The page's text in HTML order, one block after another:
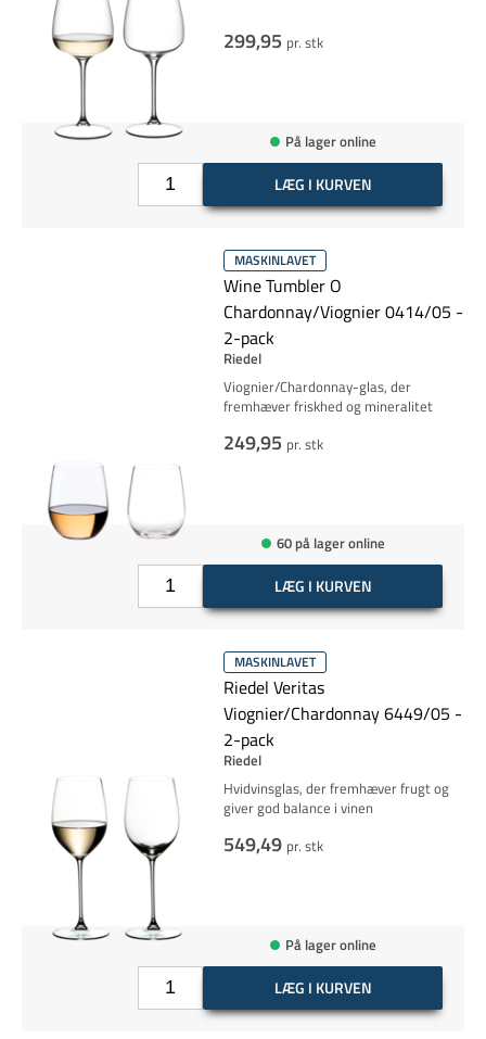
299,95 pr. stk
På lager online
LÆG I KURVEN
MASKINLAVET
Wine Tumbler O
Chardonnay/Viognier 0414/05 -
2-pack
Riedel
Viognier/Chardonnay-glas, der
fremhæver friskhed og mineralitet
249,95 pr. stk
60 på lager online
LÆG I KURVEN
MASKINLAVET
Riedel Veritas
Viognier/Chardonnay 6449/05 -
2-pack
Riedel
Hvidvinsglas, der fremhæver frugt og
giver god balance i vinen
549,49 pr. stk
På lager online
LÆG I KURVEN